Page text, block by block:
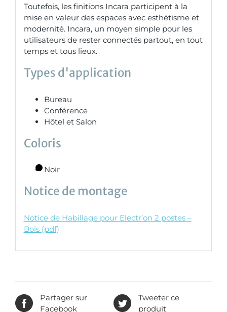
Toutefois, les finitions Incara participent à la
mise en valeur des espaces avec esthétisme et
modernité. Incara, un moyen simple pour les
utilisateurs de rester connectés partout, en tout
temps et tous lieux.
Types d'application
Bureau
Conférence
Hôtel et Salon
Coloris
Noir
Notice de montage
Notice de Habillage pour Electr’on 2 postes –
Bois (pdf)
Partager sur
Facebook
Tweeter ce
produit